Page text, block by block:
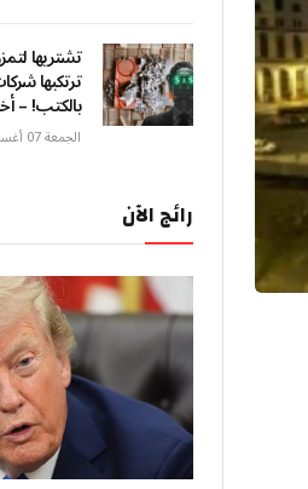
تشتريها
ترتكبها
بالكتب! –
الجمعة 07 أغسطس 7:12 م
رائج الآن